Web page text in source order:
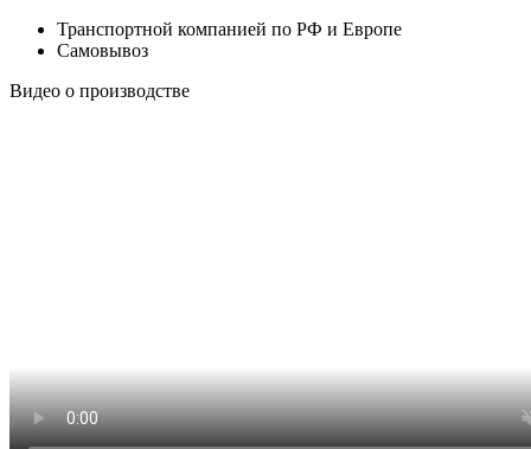
Транспортной компанией по РФ и Европе
Самовывоз
Видео о производстве